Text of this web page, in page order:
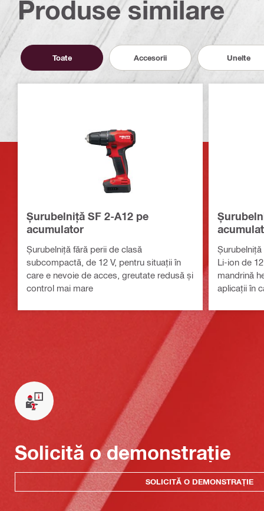
Produse similare
Toate Accesorii Unelte
Șurubelniță SF 2-A12 pe
acumulator
Șurubelniță fără perii de clasă
subcompactă, de 12 V, pentru situații în
care e nevoie de acces, greutate redusă și
control mai mare
Li-ion de
mandrină
aplicații în
Solicită o demonstrație
SOLICITĂ O DEMONSTRAȚIE